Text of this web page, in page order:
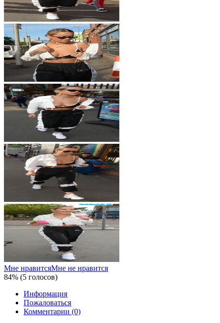
Мне нравитсяМне не нравится
84% (5 голосов)
Информация
Пожаловаться
Комментарии (0)